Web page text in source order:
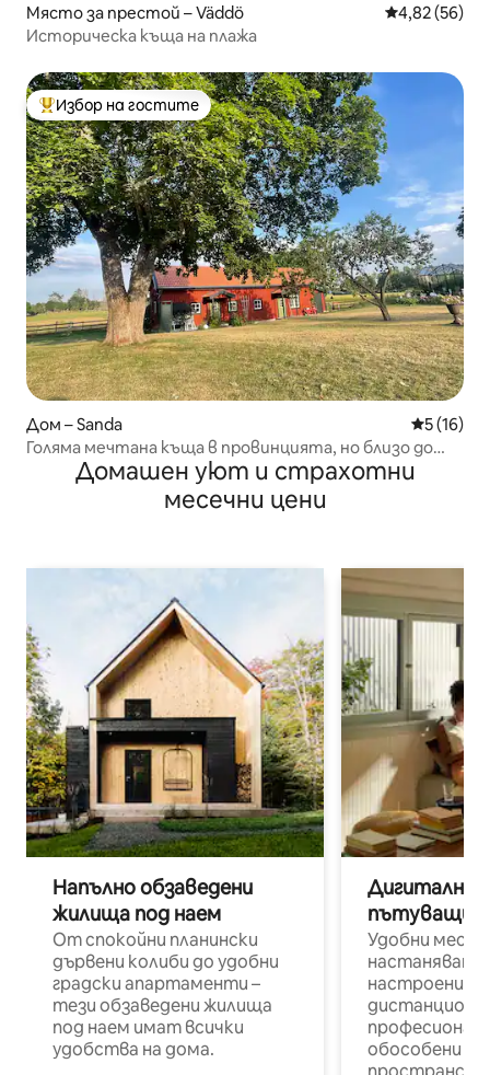
Място за престой – Väddö Средна
4,82 (56)
Историческа къща на плажа
Най-популярен избор на гостите
Избор на гостите
Дом – Sanda Средна
5 (16)
Голяма мечтана къща в провинцията, но близо до
всичкоДомашен уют и страхотни
месечни цени
Напълно обзаведени
жилища под наем
От спокойни планински
дървени колиби до удобни
градски апартаменти –
тези обзаведени жилища
под наем имат всички
удобства на дома.
Дигитални
пътуващи
Удобни
настаняване
настроени и
обособени